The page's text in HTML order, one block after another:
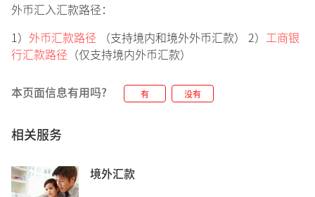
我们提供两种便捷的下载方式：
店、OPPO软件商店、小米应用商店、荣耀应用市
场、谷歌应用商店、腾讯应用宝、百度手机助手搜
线：400 820 8988
外币汇入汇款路径：
1） 外币汇款路径 （支持境内和境外外币汇款） 2） 工商银
行汇款路径 （仅支持境内外币汇款）
本页面信息有用吗? 有 没有
相关服务
境外汇款